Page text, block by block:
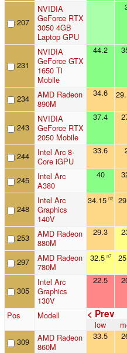
207
NVIDIA
GeForce RTX
3050 4GB
Laptop GPU
231
NVIDIA
GeForce GTX
1650 Ti
Mobile
44.2
234
AMD Radeon
890M
34.6
243
NVIDIA
GeForce RTX
2050 Mobile
37.4
244
Intel Arc 8-
Core iGPU
33.6
245
Intel Arc
A380
40
248
Intel Arc
Graphics
140V
34.15 n2
253
AMD Radeon
880M
29.3
297
AMD Radeon
780M
32.5 n7
305
Intel Arc
Graphics
130V
22.5
Pos Modell < Prev
low
309
AMD Radeon
860M
33.5